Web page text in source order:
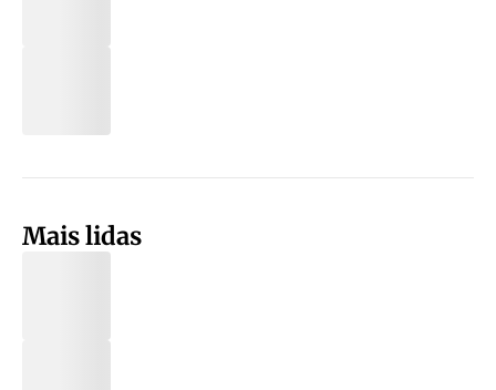
Mais lidas